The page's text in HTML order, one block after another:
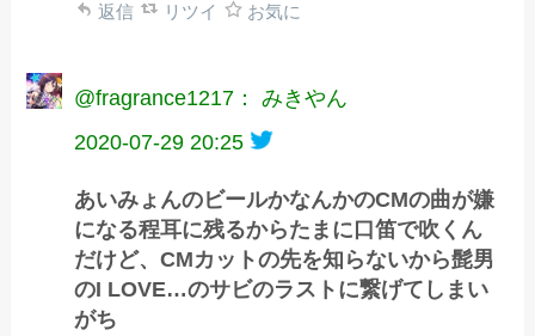
返信 リツイ お気に
@fragrance1217： みきやん
2020-07-29 20:25
あいみょんのビールかなんかのCMの曲が嫌
になる程耳に残るからたまに口笛で吹くん
だけど、CMカットの先を知らないから髭男
のI LOVE…のサビのラストに繋げてしまい
がち